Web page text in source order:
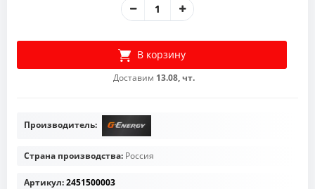
В корзину
Доставим 13.08, чт.
Производитель:
Страна производства: Россия
Артикул:2451500003